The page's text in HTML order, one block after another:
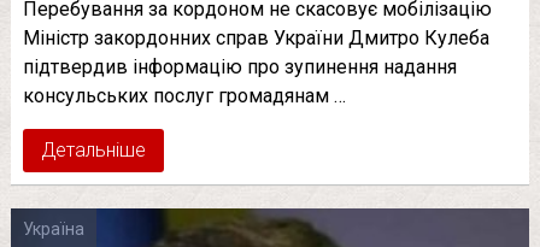
Перебування за кордоном не скасовує мобілізацію
Міністр закордонних справ України Дмитро Кулеба
підтвердив інформацію про зупинення надання
консульських послуг громадянам …
Детальніше
Україна